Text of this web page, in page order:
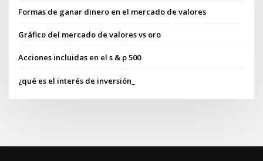
Formas de ganar dinero en el mercado de valores
Gráfico del mercado de valores vs oro
Acciones incluidas en el s & p 500
¿qué es el interés de inversión_